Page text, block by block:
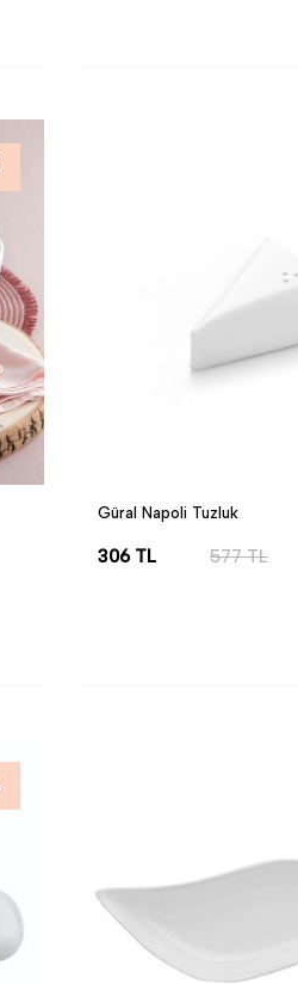
Güral Napoli Tuzluk
306 TL 577TL